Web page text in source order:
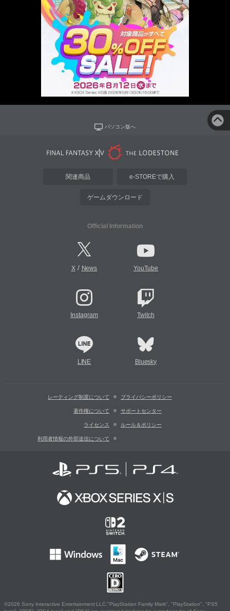
パソコン版へ
関連商品 e-STOREで購入
ゲームダウンロード
Official Information
X/ News YouTube
Instagram Twitch
LINE Bluesky
レーティング制度について プライバシーポリシー
著作権について サポートセンター
ライセンス ルール＆ポリシー
利用者情報の外部送信について
©2026 Sony Interactive Entertainment LLC."PlayStation Family Mark", "PlayStation", "PS5